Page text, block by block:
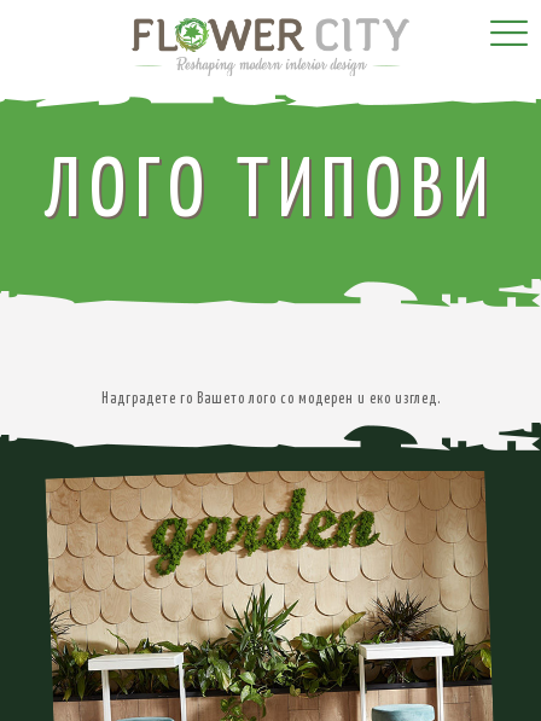
ЛОГО ТИПОВИ
Надградете го Вашето лого со модерен и еко изглед.